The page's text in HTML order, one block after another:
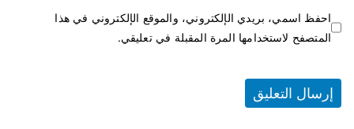
احفظ اسمي، بريدي الإلكتروني، والموقع الإلكتروني في هذا
المتصفح لاستخدامها المرة المقبلة في تعليقي.